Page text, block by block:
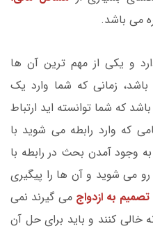
می باشد.
و یکی از مهم ترین آن ها
زمانی که شما وارد یک
که شما توانسته اید ارتباط
که وارد رابطه می شوید با
وجود آمدن بحث در رابطه با
می شوید و آن ها را پیگیری
تصمیم به ازدواج می گیرند نمی
خالی کنند و باید برای حل آن